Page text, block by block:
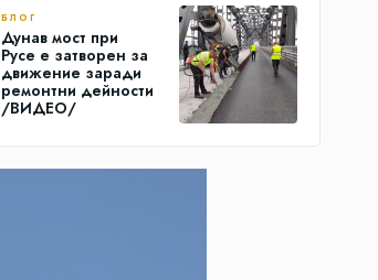
БЛОГ
Дунав мост при
Русе е затворен за
движение заради
ремонтни дейности
/ВИДЕО/